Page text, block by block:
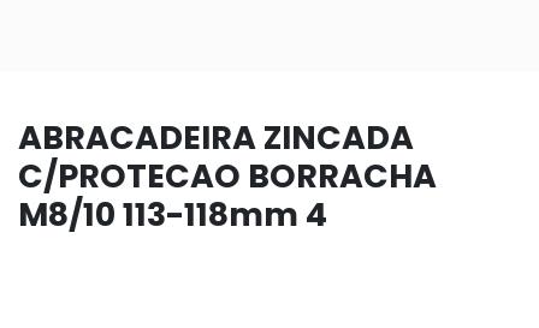
ABRACADEIRA ZINCADA
C/PROTECAO BORRACHA
M8/10 113-118mm 4